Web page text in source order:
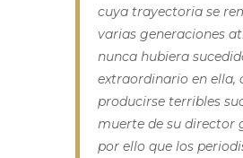
cuya trayectoria se
varias generaciones
nunca hubiera
extraordinario en ella,
producirse terribles
muerte de su director
por ello que los